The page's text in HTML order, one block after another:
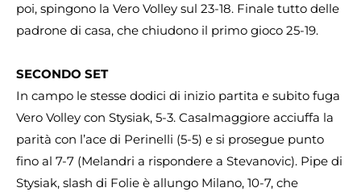
poi, spingono la Vero Volley sul 23-18. Finale tutto delle
padrone di casa, che chiudono il primo gioco 25-19.
SECONDO SET
In campo le stesse dodici di inizio partita e subito fuga
Vero Volley con Stysiak, 5-3. Casalmaggiore acciuffa la
parità con l’ace di Perinelli (5-5) e si prosegue punto
fino al 7-7 (Melandri a rispondere a Stevanovic). Pipe di
Stysiak, slash di Folie è allungo Milano, 10-7, che